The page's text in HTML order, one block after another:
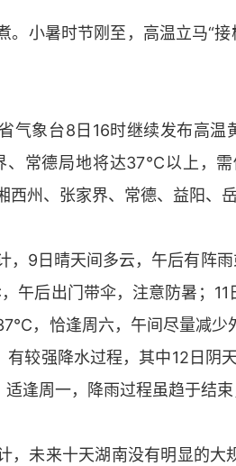
。小暑时节刚至，高温立马“
气象台8日16时继续发布高
常德局地将达37℃以上，需
西州、张家界、常德、益阳、
，9日晴天间多云，午后有
午后出门带伞，注意防暑；
，恰逢周六，午间尽量减少
有较强降水过程，其中12日
逢周一，降雨过程虽趋于结束
，未来十天湖南没有明显的